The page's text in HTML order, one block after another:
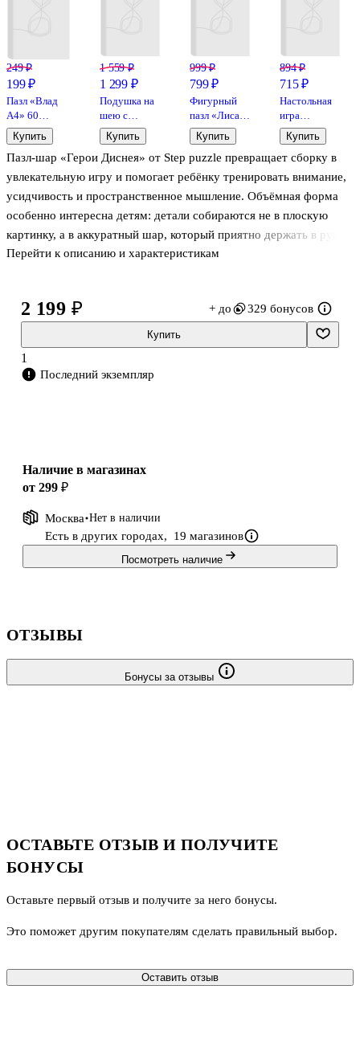
Пазл-шар «Герои Диснея» от Step puzzle превращает сборку в
увлекательную игру и помогает ребёнку тренировать внимание,
усидчивость и пространственное мышление. Объёмная форма
особенно интересна детям: детали собираются не в плоскую
картинку, а в аккуратный шар, который приятно держать в руках
и можно поставить на полку. В наборе 60 элементов —
Перейти к описанию и характеристикам
249 ₽
199 ₽
Пазл «Влад
А4» 60
элементов,
Hatber
Купить
1 559 ₽
1 299 ₽
Подушка на
шею с
кнопкой
«Аксолотль»,
(30х30 см)
Купить
999 ₽
799 ₽
Фигурный
пазл «Лиса»
100
элементов,
дерево
Купить
894 ₽
715 ₽
Настольная
игра
«Дубль»,
Play Land
Купить
2 199 ₽ + до 329 бонусов
Купить
1
Последний экземпляр
Наличие в магазинах
от 299 ₽
Москва Нет в наличии
Есть в других городах, 19 магазинов
Посмотреть наличие
ОТЗЫВЫ
Бонусы за отзывы
ОСТАВЬТЕ ОТЗЫВ И ПОЛУЧИТЕ
БОНУСЫ
Оставьте первый отзыв и получите за него бонусы.
Это поможет другим покупателям сделать правильный выбор.
Оставить отзыв